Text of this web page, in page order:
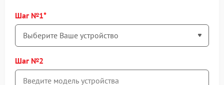
Шаг №1
Шаг №2